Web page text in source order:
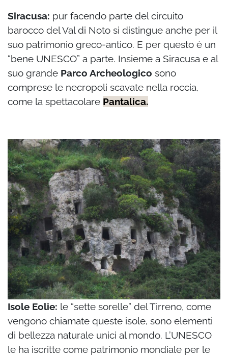
Siracusa: pur facendo parte del circuito
barocco del Val di Noto si distingue anche per il
suo patrimonio greco-antico. E per questo è un
“bene UNESCO” a parte. Insieme a Siracusa e al
suo grande Parco Archeologico sono
comprese le necropoli scavate nella roccia,
come la spettacolare Pantalica.
Isole Eolie: le “sette sorelle” del Tirreno, come
vengono chiamate queste isole, sono elementi
di bellezza naturale unici al mondo. L’UNESCO
le ha iscritte come patrimonio mondiale per le